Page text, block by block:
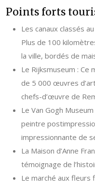
Points forts
Les canaux classés
Plus de 100
la ville, bordés de
Le Rijksmuseum : Ce
de 5 000 œuvres
chefs-d’œuvre de
Le Van Gogh
peintre
impressionnante de
La Maison d’Anne
témoignage de
Le marché aux fleurs